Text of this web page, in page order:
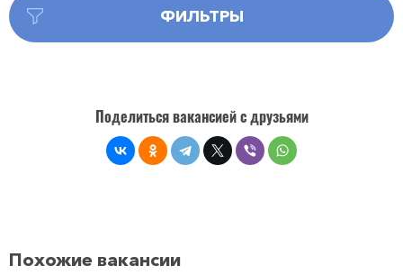
ФИЛЬТРЫ
Поделиться вакансией с друзьями
Похожие вакансии